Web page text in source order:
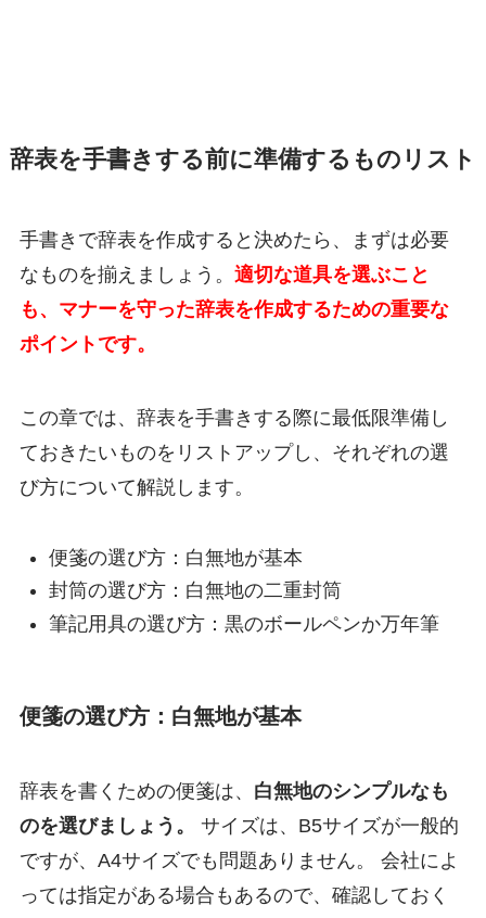
辞表を手書きする前に準備するものリスト
手書きで辞表を作成すると決めたら、まずは必要
なものを揃えましょう。 適切な道具を選ぶこと
も、マナーを守った辞表を作成するための重要な
ポイントです。
この章では、辞表を手書きする際に最低限準備し
ておきたいものをリストアップし、それぞれの選
び方について解説します。
便箋の選び方：白無地が基本
封筒の選び方：白無地の二重封筒
筆記用具の選び方：黒のボールペンか万年筆
便箋の選び方：白無地が基本
辞表を書くための便箋は、 白無地のシンプルなも
のを選びましょう。
サイズは、B5サイズが一般的
ですが、A4サイズでも問題ありません。 会社によ
っては指定がある場合もあるので、確認しておく